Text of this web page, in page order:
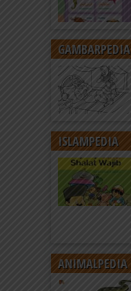
GAMBARPEDIA
ISLAMPEDIA
ANIMALPEDIA